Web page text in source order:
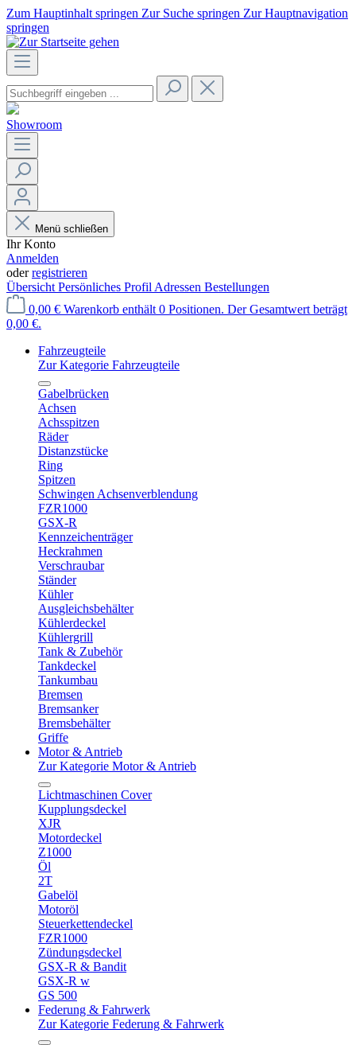
Zum Hauptinhalt springen Zur Suche springen Zur Hauptnavigation
springen
Showroom
Menü schließen
Ihr Konto
Anmelden
oderregistrieren
Übersicht Persönliches Profil Adressen Bestellungen
0,00 € Warenkorb enthält 0 Positionen. Der Gesamtwert beträgt
0,00 €.
Fahrzeugteile
Zur Kategorie Fahrzeugteile
Gabelbrücken
Achsen
Achsspitzen
Räder
Distanzstücke
Ring
Spitzen
Schwingen Achsenverblendung
FZR1000
GSX-R
Kennzeichenträger
Heckrahmen
Verschraubar
Ständer
Kühler
Ausgleichsbehälter
Kühlerdeckel
Kühlergrill
Tank & Zubehör
Tankdeckel
Tankumbau
Bremsen
Bremsanker
Bremsbehälter
Griffe
Motor & Antrieb
Zur Kategorie Motor & Antrieb
Lichtmaschinen Cover
Kupplungsdeckel
XJR
Motordeckel
Z1000
Öl
2T
Gabelöl
Motoröl
Steuerkettendeckel
FZR1000
Zündungsdeckel
GSX-R & Bandit
GSX-R w
GS 500
Federung & Fahrwerk
Zur Kategorie Federung & Fahrwerk